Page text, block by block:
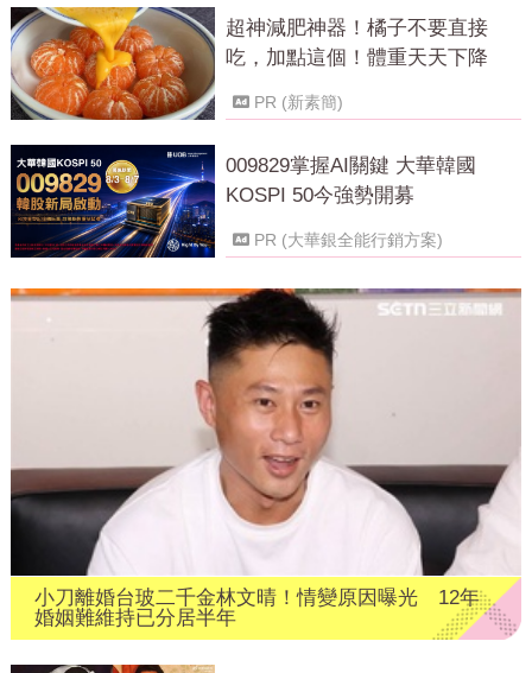
超神減肥神器！橘子不要直接
吃，加點這個！體重天天下降
PR (新素簡)
009829掌握AI關鍵 大華韓國
KOSPI 50今強勢開募
PR (大華銀全能行銷方案)
小刀離婚台玻二千金林文晴！情變原因曝光 12年
婚姻難維持已分居半年